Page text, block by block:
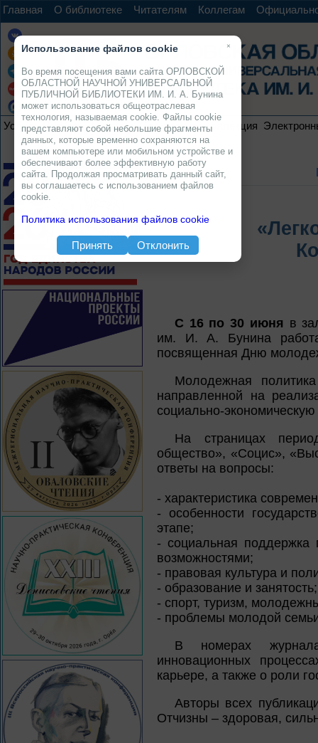
Главная О библиотеке Читателям Коллегам
Услуги Ресурсы Проекты Электронная коллекция
С 16 по 30 июня в
им. И. А. Бунина
посвященная Дню
Молодежная
направленной на
социально-
На страницах
общество», «Социс»,
ответы на вопросы:
- характеристика
- особенности
этапе;
- социальная
возможностями;
- правовая культура и
- образование и занятость;
- спорт, туризм,
- проблемы молодой
В номерах
инновационных
карьере, а также о роли
Авторы всех
Отчизны – здоровая,
×
Использование файлов cookie
Во время посещения вами сайта ОРЛОВСКОЙ
ОБЛАСТНОЙ НАУЧНОЙ УНИВЕРСАЛЬНОЙ
ПУБЛИЧНОЙ БИБЛИОТЕКИ ИМ. И. А. Бунина
может использоваться общеотраслевая
технология, называемая cookie. Файлы cookie
представляют собой небольшие фрагменты
данных, которые временно сохраняются на
вашем компьютере или мобильном устройстве и
обеспечивают более эффективную работу
сайта. Продолжая просматривать данный сайт,
вы соглашаетесь с использованием файлов
cookie.
Политика использования файлов cookie
Принять Отклонить